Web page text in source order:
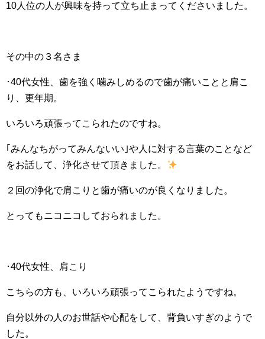
10人位の人が興味を持って立ち止まってくださいました。
その中の３名さま
･40代女性、歯を強く噛みしめるので歯が痛いことと肩こ
り、更年期。
いろいろ頑張ってこられたのですね。
｢みんなちがってみんないい｣や人に対する言葉のことなど
をお話して、浄化させて頂きました。
２回の浄化で肩こりと歯が痛いのが良くなりました。
とってもニコニコしておられました。
･40代女性、肩こり
こちらの方も、いろいろ頑張ってこられたようですね。
自分以外の人のお世話や心配をして、背負いすぎのようで
した。